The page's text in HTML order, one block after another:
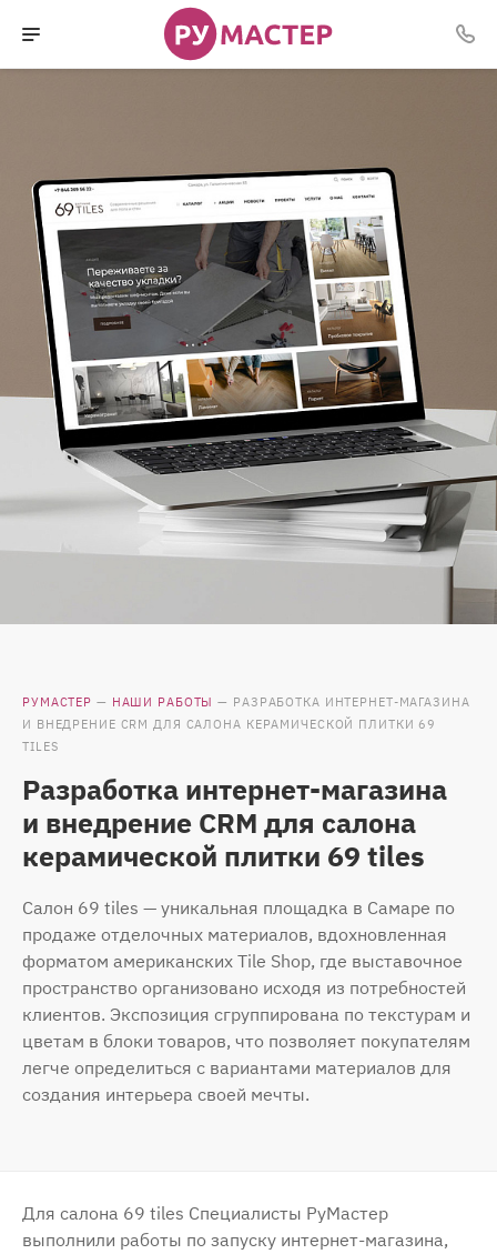
РУМАСТЕР — НАШИ РАБОТЫ — РАЗРАБОТКА ИНТЕРНЕТ-МАГАЗИНА
И ВНЕДРЕНИЕ CRM ДЛЯ САЛОНА КЕРАМИЧЕСКОЙ ПЛИТКИ 69
TILES
Разработка интернет-магазина
и внедрение CRM для салона
керамической плитки 69 tiles
Салон 69 tiles — уникальная площадка в Самаре по
продаже отделочных материалов, вдохновленная
форматом американских Tile Shop, где выставочное
пространство организовано исходя из потребностей
клиентов. Экспозиция сгруппирована по текстурам и
цветам в блоки товаров, что позволяет покупателям
легче определиться с вариантами материалов для
создания интерьера своей мечты.
Для салона 69 tiles Специалисты РуМастер
выполнили работы по запуску интернет-магазина,